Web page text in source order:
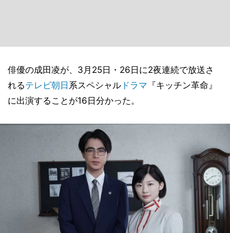
俳優の成田凌が、3月25日・26日に2夜連続で放送さ
れるテレビ朝日 系スペシャル ドラマ 『キッチン革命』
に出演することが16日分かった。